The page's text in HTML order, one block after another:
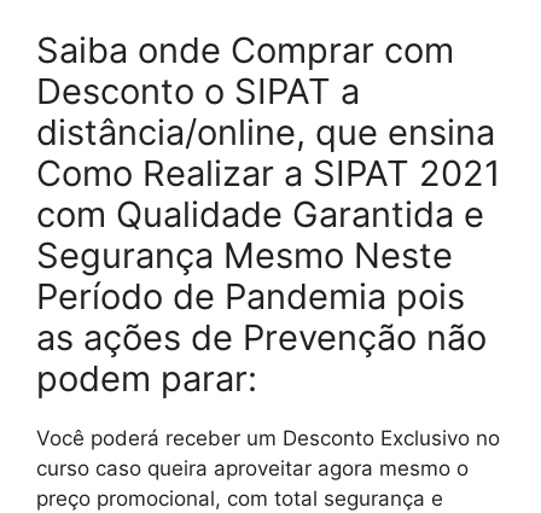
Saiba onde Comprar com
Desconto o SIPAT a
distância/online, que ensina
Como Realizar a SIPAT 2021
com Qualidade Garantida e
Segurança Mesmo Neste
Período de Pandemia pois
as ações de Prevenção não
podem parar:
Você poderá receber um Desconto Exclusivo no
curso caso queira aproveitar agora mesmo o
preço promocional, com total segurança e